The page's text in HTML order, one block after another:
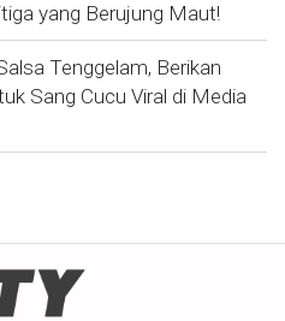
yang Berujung Maut!
Tenggelam, Berikan
Sang Cucu Viral di Media